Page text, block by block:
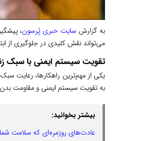
به گزارش سایت خبری پُرسون،
می‌تواند نقش کلیدی در جلوگیری از
تقویت سیستم ایمنی با سبک
یکی از مهم‌ترین راهکارها، رعایت
به تقویت سیستم ایمنی و مقاومت بدن
بیشتر بخوانید:
عادت‌های روزمره‌ای که سلامت شما